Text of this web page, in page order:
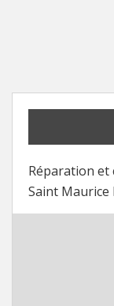
Réparation
Saint Maurice